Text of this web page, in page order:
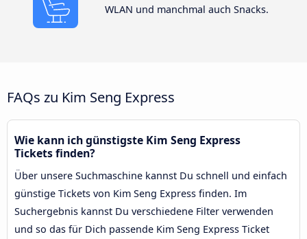
WLAN und manchmal auch Snacks.
FAQs zu Kim Seng Express
Wie kann ich günstigste Kim Seng Express
Tickets finden?
Über unsere Suchmaschine kannst Du schnell und einfach
günstige Tickets von Kim Seng Express finden. Im
Suchergebnis kannst Du verschiedene Filter verwenden
und so das für Dich passende Kim Seng Express Ticket